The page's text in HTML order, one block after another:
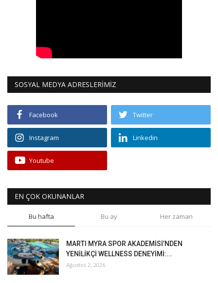
SOSYAL MEDYA ADRESLERİMİZ
Facebook Twitter
Instagram Linkedin
Youtube
EN ÇOK OKUNANLAR
Bu hafta Bu ay Her zaman
MARTI MYRA SPOR AKADEMİSİ’NDEN
YENİLİKÇİ WELLNESS DENEYİMİ:...
Ağustos 2, 2026